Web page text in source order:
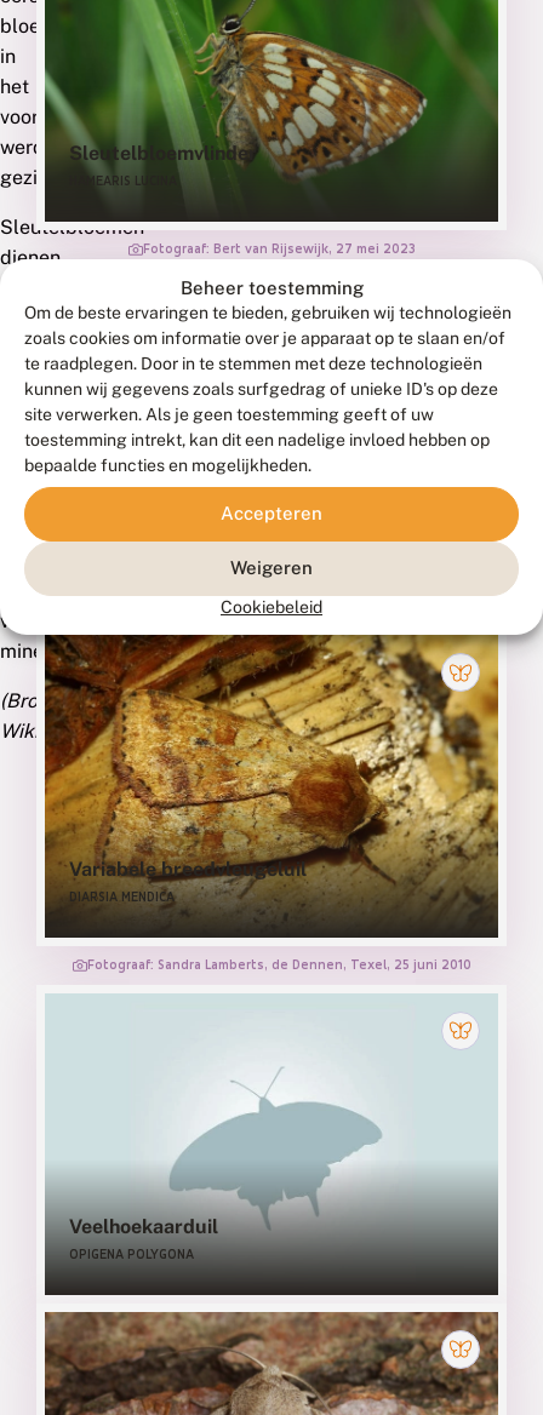
Beheer toestemming
Om de beste ervaringen te bieden, gebruiken wij technologieën
zoals cookies om informatie over je apparaat op te slaan en/of
te raadplegen. Door in te stemmen met deze technologieën
kunnen wij gegevens zoals surfgedrag of unieke ID's op deze
site verwerken. Als je geen toestemming geeft of uw
toestemming intrekt, kan dit een nadelige invloed hebben op
bepaalde functies en mogelijkheden.
Accepteren
Weigeren
Cookiebeleid
bloeiers
in
het
voorjaar
werd
gezien.
Sleutelbloemen
dienen
waardplant
voor
larven
van
een
aantal
Lepidoptera-
soorten
voor
mineervliegen.
(Bron:
Wikipedia)
Sleutelbloemvlinder
HAMEARIS LUCINA
Fotograaf: Bert van Rijsewijk, 27 mei 2023
XESTIA DITRAPEZIUM
Fotograaf: Wim Veraghtert, Tsjechië
Variabele breedvleugeluil
DIARSIA MENDICA
Fotograaf: Sandra Lamberts, de Dennen, Texel, 25 juni 2010
Veelhoekaarduil
OPIGENA POLYGONA